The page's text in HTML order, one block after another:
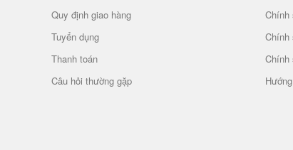
Quy định giao hàng
Tuyển dụng
Thanh toán
Câu hỏi thường gặp
Chính
Chính
Chính